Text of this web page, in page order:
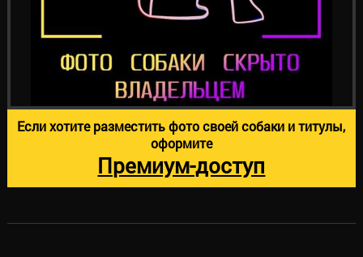
Если хотите разместить фото своей собаки и титулы,
оформите
Премиум-доступ